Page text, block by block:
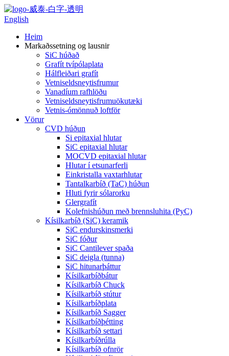
English
Heim
Markaðssetning og lausnir
SiC húðað
Grafít tvípólaplata
Hálfleiðari grafít
Vetniseldsneytisfrumur
Vanadíum rafhlöðu
Vetniseldsneytisfrumuökutæki
Vetnis-ómönnuð loftför
Vörur
CVD húðun
Si epitaxial hlutar
SiC epitaxial hlutar
MOCVD epitaxial hlutar
Hlutar í etsunarferli
Einkristalla vaxtarhlutar
Tantalkarbíð (TaC) húðun
Hluti fyrir sólarorku
Glergrafít
Kolefnishúðun með brennsluhita (PyC)
Kísilkarbíð (SiC) keramik
SiC endurskinsmerki
SiC fóður
SiC Cantilever spaða
SiC deigla (tunna)
SiC hitunarþáttur
Kísilkarbíðbátur
Kísilkarbíð Chuck
Kísilkarbíð stútur
Kísilkarbíðplata
Kísilkarbíð Sagger
Kísilkarbíðþétting
Kísilkarbíð settari
Kísilkarbíðrúlla
Kísilkarbíð ofnrör